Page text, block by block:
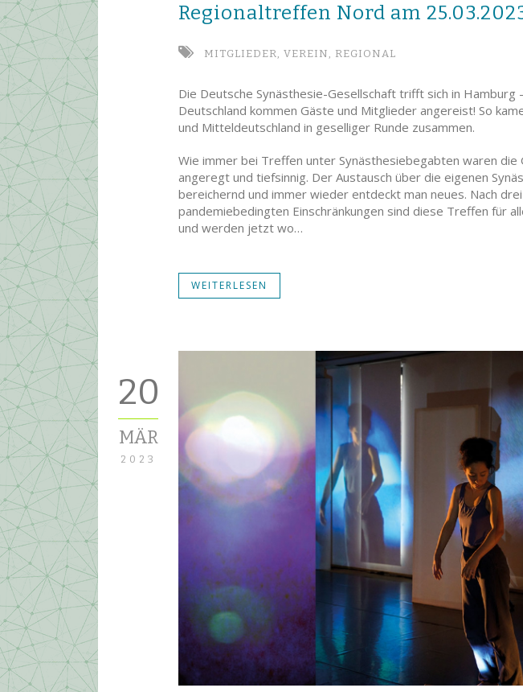
Regionaltreffen Nord am
MITGLIEDER, VEREIN, REGIONAL
Die Deutsche Synästhesie-Gesellschaft trifft sich in Hamburg
Deutschland kommen Gäste und Mitglieder angereist! So
und Mitteldeutschland in geselliger Runde zusammen.
Wie immer bei Treffen unter Synästhesiebegabten waren die
angeregt und tiefsinnig. Der Austausch über die eigenen
bereichernd und immer wieder entdeckt man neues. Nach drei
pandemiebedingten Einschränkungen sind diese Treffen für
und werden jetzt wo…
WEITERLESEN
20
MÄR
2023